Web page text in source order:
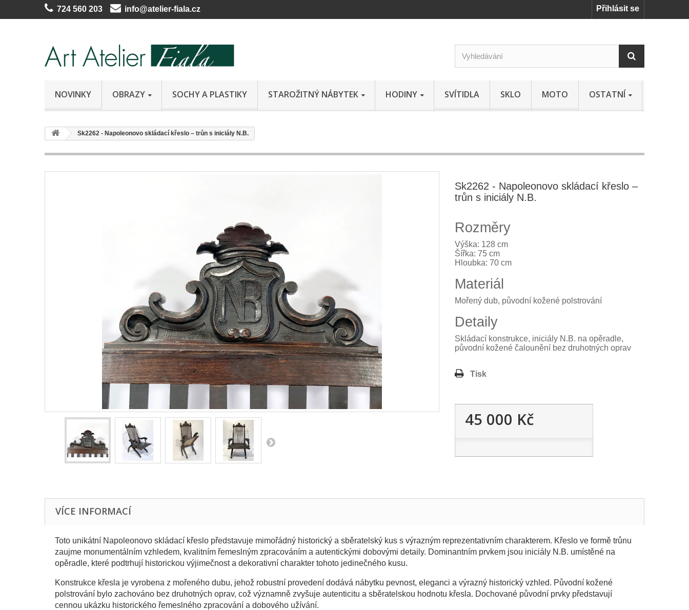
Přihlásit se
724 560 203 info@atelier-fiala.cz
NOVINKY OBRAZY SOCHY A PLASTIKY STAROŽITNÝ NÁBYTEK HODINY SVÍTIDLA SKLO MOTO OSTATNÍ
Sk2262 - Napoleonovo skládací křeslo – trůn s iniciály N.B.
Sk2262 - Napoleonovo skládací křeslo –
trůn s iniciály N.B.
Rozměry
Výška: 128 cm
Šířka: 75 cm
Hloubka: 70 cm
Materiál
Mořený dub, původní kožené polstrování
Detaily
Skládací konstrukce, iniciály N.B. na opěradle,
původní kožené čalounění bez druhotných oprav
Tisk
45 000 Kč
VÍCE INFORMACÍ
Toto unikátní Napoleonovo skládací křeslo představuje mimořádný historický a sběratelský kus s výrazným reprezentativním charakterem. Křeslo ve formě trůnu
zaujme monumentálním vzhledem, kvalitním řemeslným zpracováním a autentickými dobovými detaily. Dominantním prvkem jsou iniciály N.B. umístěné na
opěradle, které podtrhují historickou výjimečnost a dekorativní charakter tohoto jedinečného kusu.
Konstrukce křesla je vyrobena z mořeného dubu, jehož robustní provedení dodává nábytku pevnost, eleganci a výrazný historický vzhled. Původní kožené
polstrování bylo zachováno bez druhotných oprav, což významně zvyšuje autenticitu a sběratelskou hodnotu křesla. Dochované původní prvky představují
cennou ukázku historického řemeslného zpracování a dobového užívání.